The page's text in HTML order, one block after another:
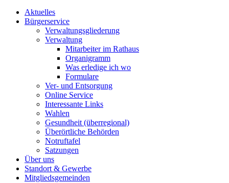
Aktuelles
Bürgerservice
Verwaltungsgliederung
Verwaltung
Mitarbeiter im Rathaus
Organigramm
Was erledige ich wo
Formulare
Ver- und Entsorgung
Online Service
Interessante Links
Wahlen
Gesundheit (überregional)
Überörtliche Behörden
Notruftafel
Satzungen
Über uns
Standort & Gewerbe
Mitgliedsgemeinden